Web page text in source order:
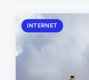
INTERNET